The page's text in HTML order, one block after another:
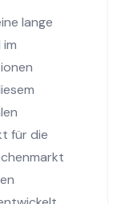
lange
für die